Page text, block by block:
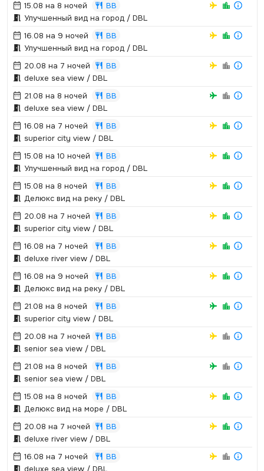
15.08 на 8 ночей
BB
Улучшенный вид на город / DBL
16.08 на 9 ночей
BB
Улучшенный вид на город / DBL
20.08 на 7 ночей
BB
deluxe sea view / DBL
21.08 на 8 ночей
BB
deluxe sea view / DBL
16.08 на 7 ночей
BB
superior city view / DBL
15.08 на 10 ночей
BB
Улучшенный вид на город / DBL
15.08 на 8 ночей
BB
Делюкс вид на реку / DBL
20.08 на 7 ночей
BB
superior city view / DBL
16.08 на 7 ночей
BB
deluxe river view / DBL
16.08 на 9 ночей
BB
Делюкс вид на реку / DBL
21.08 на 8 ночей
BB
superior city view / DBL
20.08 на 7 ночей
BB
senior sea view / DBL
21.08 на 8 ночей
BB
senior sea view / DBL
15.08 на 8 ночей
BB
Делюкс вид на море / DBL
20.08 на 7 ночей
BB
deluxe river view / DBL
16.08 на 7 ночей
BB
deluxe sea view / DBL